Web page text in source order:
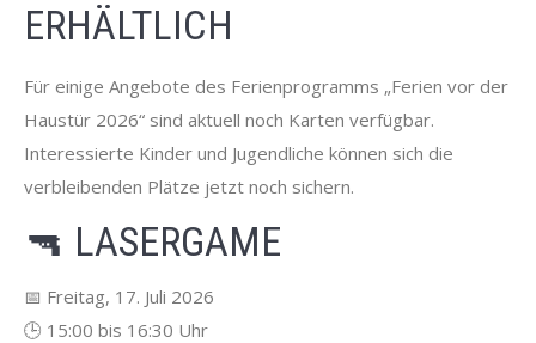
ERHÄLTLICH
Für einige Angebote des Ferienprogramms „Ferien vor der
Haustür 2026“ sind aktuell noch Karten verfügbar.
Interessierte Kinder und Jugendliche können sich die
verbleibenden Plätze jetzt noch sichern.
🔫 LASERGAME
📅 Freitag, 17. Juli 2026
🕒 15:00 bis 16:30 Uhr